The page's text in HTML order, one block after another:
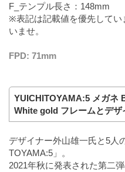
F_テンプル長さ：148mm
※表記は記載値を優先してい
いませ。
FPD: 71mm
YUICHITOYAMA:5 メガネ
White gold フレームとデザ
デザイナー外山雄一氏と5人
TOYAMA:5」。
2021年秋に発表された第二